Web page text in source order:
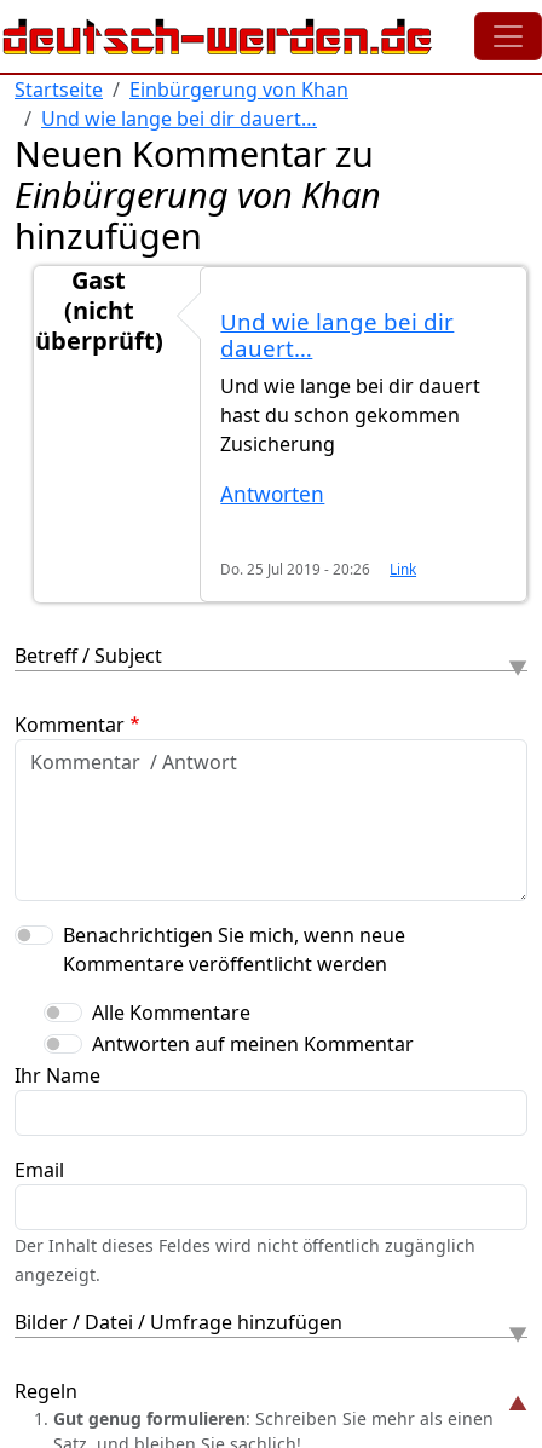
Direkt zum Inhalt
Startseite
Einbürgerung von Khan
Und wie lange bei dir dauert…
Neuen Kommentar zu
Einbürgerung von Khan
hinzufügen
Gast
(nicht
überprüft)
Und wie lange bei dir
dauert…
Und wie lange bei dir dauert
hast du schon gekommen
Zusicherung
Antworten
Do. 25 Jul 2019 - 20:26 Link
Betreff / Subject
Kommentar
Benachrichtigen Sie mich, wenn neue
Kommentare veröffentlicht werden
Alle Kommentare
Antworten auf meinen Kommentar
Ihr Name
Email
Der Inhalt dieses Feldes wird nicht öffentlich zugänglich
angezeigt.
Bilder / Datei / Umfrage hinzufügen
Regeln
Gut genug formulieren: Schreiben Sie mehr als einen